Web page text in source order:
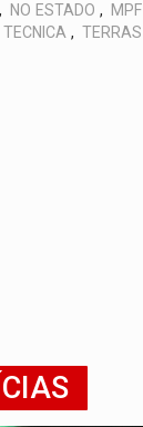
, NO ESTADO , MPF
, TERRAS